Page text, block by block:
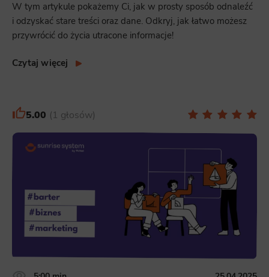
W tym artykule pokażemy Ci, jak w prosty sposób odnaleźć
i odzyskać stare treści oraz dane. Odkryj, jak łatwo możesz
przywrócić do życia utracone informacje!
Czytaj więcej
5.00 1 głosów